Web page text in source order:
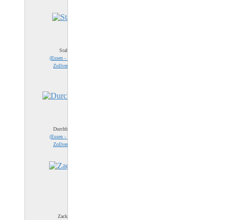
Stahl
(Essen - Zeche
Zollverein
Durchblick
(Essen - Zeche
Zollverein
Zackig